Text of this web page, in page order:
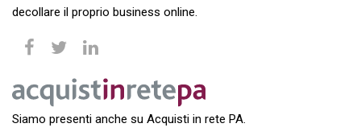
decollare il proprio business online.
Siamo presenti anche su Acquisti in rete PA.